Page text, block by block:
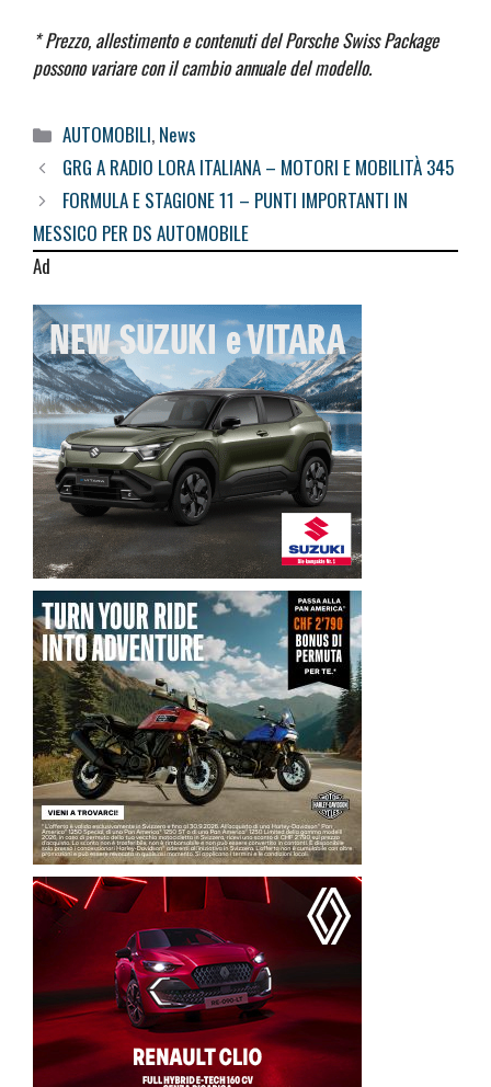
* Prezzo, allestimento e contenuti del Porsche Swiss Package
possono variare con il cambio annuale del modello.
Categorie
AUTOMOBILI, News
GRG A RADIO LORA ITALIANA – MOTORI E MOBILITÀ 345
FORMULA E STAGIONE 11 – PUNTI IMPORTANTI IN
MESSICO PER DS AUTOMOBILE
Ad